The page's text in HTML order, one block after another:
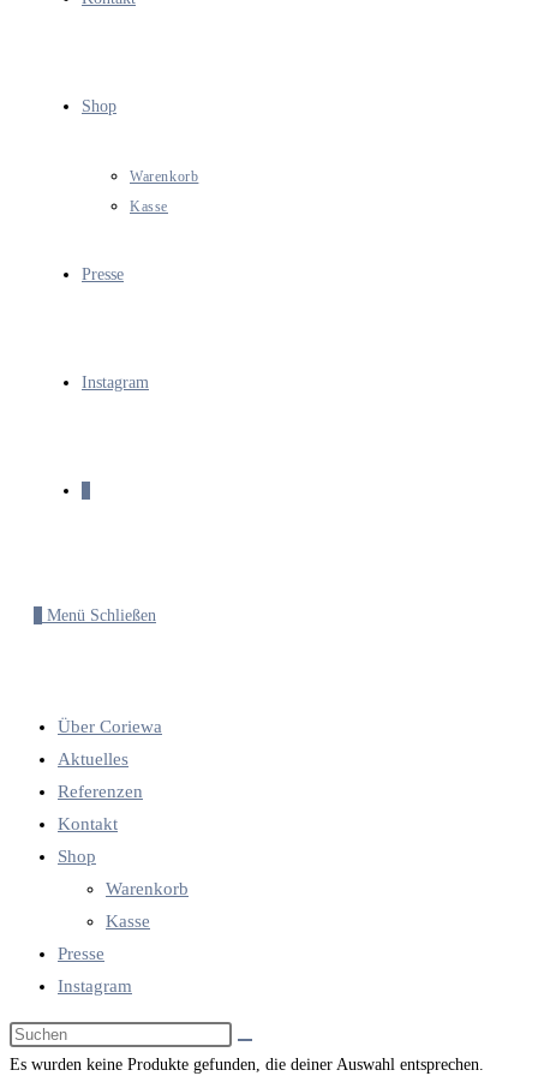
Shop
Warenkorb
Kasse
Presse
Instagram
Menü Schließen
Über Coriewa
Aktuelles
Referenzen
Kontakt
Shop
Warenkorb
Kasse
Presse
Instagram
Diese
Website
Es wurden keine Produkte gefunden, die deiner Auswahl entsprechen.